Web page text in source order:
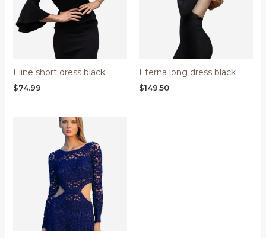
Eline short dress black
$74.99
Eterna long dress black
$149.50